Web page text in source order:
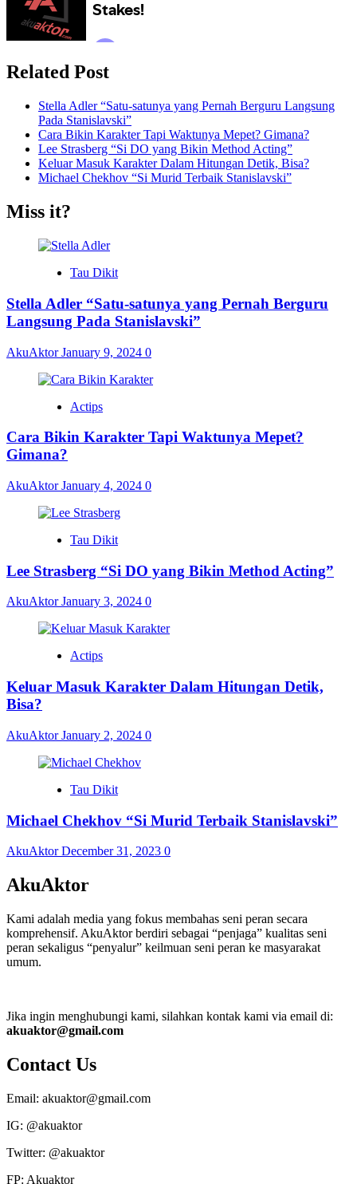
Related Post
Stella Adler “Satu-satunya yang Pernah Berguru Langsung
Pada Stanislavski”
Cara Bikin Karakter Tapi Waktunya Mepet? Gimana?
Lee Strasberg “Si DO yang Bikin Method Acting”
Keluar Masuk Karakter Dalam Hitungan Detik, Bisa?
Michael Chekhov “Si Murid Terbaik Stanislavski”
Miss it?
Tau Dikit
Stella Adler “Satu-satunya yang Pernah Berguru
Langsung Pada Stanislavski”
AkuAktorJanuary 9, 2024 0
Actips
Cara Bikin Karakter Tapi Waktunya Mepet?
Gimana?
AkuAktorJanuary 4, 2024 0
Tau Dikit
Lee Strasberg “Si DO yang Bikin Method Acting”
AkuAktorJanuary 3, 2024 0
Actips
Keluar Masuk Karakter Dalam Hitungan Detik,
Bisa?
AkuAktorJanuary 2, 2024 0
Tau Dikit
Michael Chekhov “Si Murid Terbaik Stanislavski”
AkuAktorDecember 31, 2023 0
AkuAktor
Kami adalah media yang fokus membahas seni peran secara
komprehensif. AkuAktor berdiri sebagai “penjaga” kualitas seni
peran sekaligus “penyalur” keilmuan seni peran ke masyarakat
umum.
Jika ingin menghubungi kami, silahkan kontak kami via email di:
akuaktor@gmail.com
Contact Us
Email: akuaktor@gmail.com
IG: @akuaktor
Twitter: @akuaktor
FP: Akuaktor